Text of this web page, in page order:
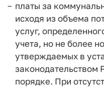
платы за
исходя из объема
услуг,
учета, но не более
утверждаемых в
законодательством
порядке. При